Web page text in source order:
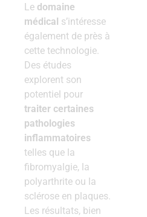
Le domaine
médical s’intéresse
également de près à
cette technologie.
Des études
explorent son
potentiel pour
traiter certaines
pathologies
inflammatoires
telles que la
fibromyalgie, la
polyarthrite ou la
sclérose en plaques.
Les résultats, bien